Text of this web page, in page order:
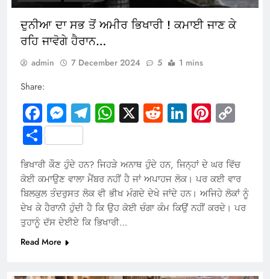
ਦੁਨੀਆ ਦਾ ਸਭ ਤੋਂ ਅਮੀਰ ਭਿਖਾਰੀ ! ਕਮਾਈ ਜਾਣ ਕੇ
ਰਹਿ ਜਾਵੋਗੇ ਹੈਰਾਨ…
admin 7 December 2024 5 1 mins
Share:
Facebook
Messenger
Telegram
WhatsApp
X RedditLinkedIn
Share
ਭਿਖਾਰੀ ਕੌਣ ਹੁੰਦੇ ਹਨ? ਜਿਹੜੇ ਅਨਾਥ ਹੁੰਦੇ ਹਨ, ਜਿਨ੍ਹਾਂ ਦੇ ਘਰ ਵਿੱਚ
ਕੋਈ ਕਮਾਉਣ ਵਾਲਾ ਮੈਂਬਰ ਨਹੀਂ ਹੈ ਜਾਂ ਅਪਾਹਜ ਲੋਕ। ਪਰ ਕਈ ਵਾਰ
ਬਿਲਕੁਲ ਤੰਦਰੁਸਤ ਲੋਕ ਵੀ ਭੀਖ ਮੰਗਦੇ ਦੇਖੇ ਜਾਂਦੇ ਹਨ। ਅਜਿਹੇ ਲੋਕਾਂ ਨੂੰ
ਦੇਖ ਕੇ ਹੈਰਾਨੀ ਹੁੰਦੀ ਹੈ ਕਿ ਉਹ ਕੋਈ ਚੰਗਾ ਕੰਮ ਕਿਉਂ ਨਹੀਂ ਕਰਦੇ। ਪਰ
ਤੁਹਾਨੂੰ ਦੱਸ ਦੇਈਏ ਕਿ ਭਿਖਾਰੀ…
Read More